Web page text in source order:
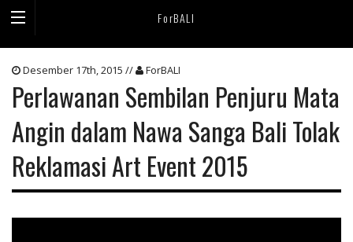
ForBALI
Desember 17th, 2015 // ForBALI
Perlawanan Sembilan Penjuru Mata
Angin dalam Nawa Sanga Bali Tolak
Reklamasi Art Event 2015